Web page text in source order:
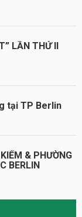
LẦN THỨ II
tại TP Berlin
& PHƯỜNG
BERLIN